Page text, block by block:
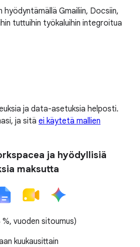
hyödyntämällä Gmailiin, Docsiin,
tuttuihin työkaluihin integroitua
ja data-asetuksia helposti.
ja sitä ei käytetä mallien
ja hyödyllisiä
maksutta
%, vuoden sitoumus)
kuukausittain